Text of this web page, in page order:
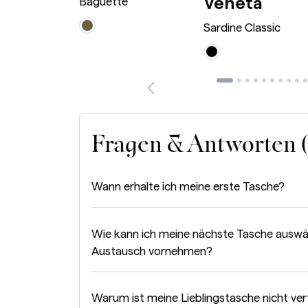
Sardine Classic
Fragen & Antworten
Wann erhalte ich meine erste Tasche?
Wie kann ich meine nächste Tasche
Austausch vornehmen?
Warum ist meine Lieblingstasche nicht